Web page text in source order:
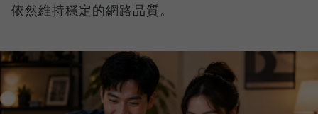
依然維持穩定的網路品質。